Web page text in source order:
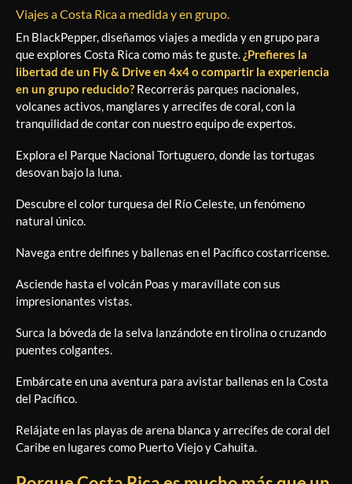
Viajes a Costa Rica a medida y en grupo.
En BlackPepper, diseñamos viajes a medida y en grupo para
que explores Costa Rica como más te guste. ¿Prefieres la
libertad de un Fly & Drive en 4x4 o compartir la experiencia
en un grupo reducido? Recorrerás parques nacionales,
volcanes activos, manglares y arrecifes de coral, con la
tranquilidad de contar con nuestro equipo de expertos.
Explora el Parque Nacional Tortuguero, donde las tortugas
desovan bajo la luna.
Descubre el color turquesa del Río Celeste, un fenómeno
natural único.
Navega entre delfines y ballenas en el Pacífico costarricense.
Asciende hasta el volcán Poas y maravíllate con sus
impresionantes vistas.
Surca la bóveda de la selva lanzándote en tirolina o cruzando
puentes colgantes.
Embárcate en una aventura para avistar ballenas en la Costa
del Pacífico.
Relájate en las playas de arena blanca y arrecifes de coral del
Caribe en lugares como Puerto Viejo y Cahuita.